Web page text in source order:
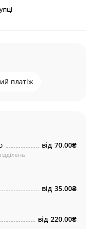
платіж
від 70.00₴
від 35.00₴
від 220.00₴